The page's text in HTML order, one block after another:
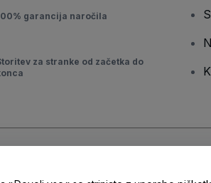
garancija naročila
za stranke od začetka do